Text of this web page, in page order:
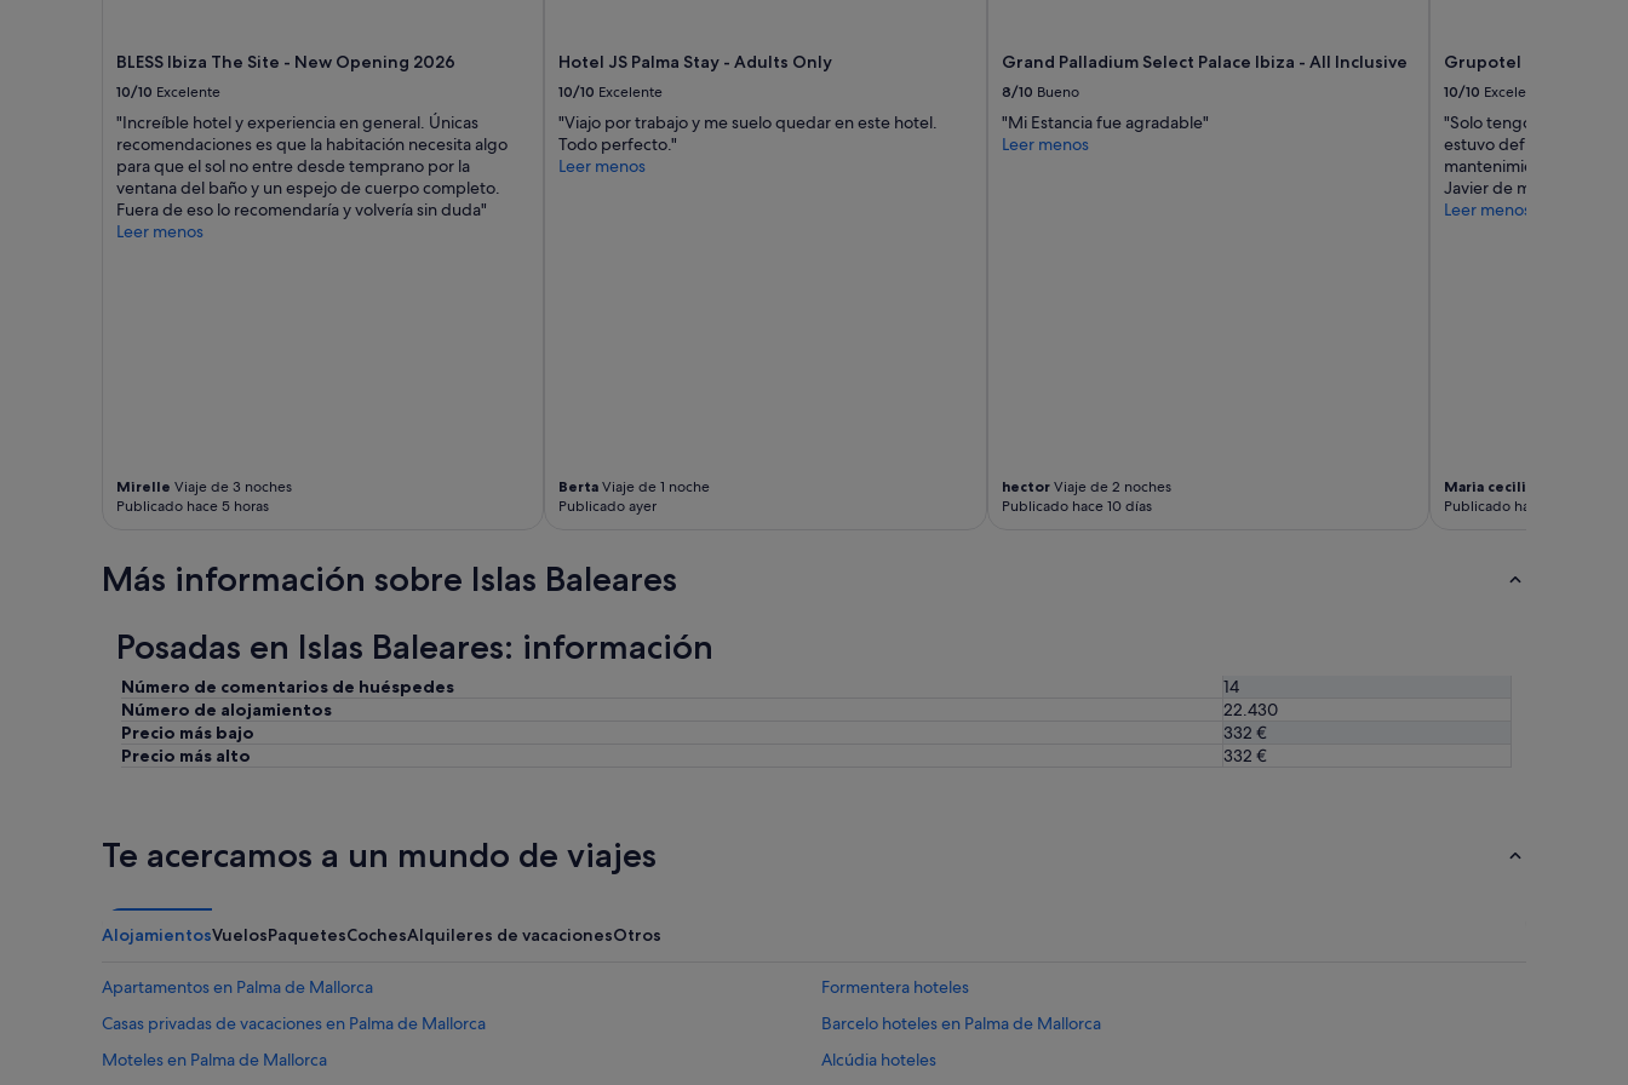
Pueden
aplicarse
términos
condiciones
adicionales.
BLESS Ibiza The Site - New Opening 2026
10/10 Excelente
"Increíble hotel y experiencia en general. Únicas
recomendaciones es que la habitación necesita algo
para que el sol no entre desde temprano por la
ventana del baño y un espejo de cuerpo completo.
Fuera de eso lo recomendaría y volvería sin duda"
Leer menos
Mirelle Viaje de 3 noches
Publicado hace 5 horas
Hotel JS Palma Stay - Adults Only
10/10 Excelente
"Viajo por trabajo y me suelo quedar en este hotel.
Todo perfecto."
Leer menos
Berta Viaje de 1 noche
Publicado ayer
Grand Palladium Select Palace Ibiza - All Inclusive
8/10 Bueno
"Mi Estancia fue agradable"
Leer menos
hectorViaje de 2 noches
Publicado hace 10 días
Grupotel Taurus Park
10/10 Excelente
"Solo tengo
estuvo deficiente
mantenimiento hubo
Javier de manera muy
Leer menos
Maria cecilia
Publicado hace 3 semanas
Más información sobre Islas Baleares
Posadas en Islas Baleares: información
Número de comentarios de huéspedes
14
Número de alojamientos
22.430
Precio más bajo
332 €
Precio más alto
332 €
Te acercamos a un mundo de viajes
AlojamientosVuelosPaquetesCochesAlquileres de vacacionesOtros
Apartamentos en Palma de Mallorca
Formentera hoteles
Casas privadas de vacaciones en Palma de Mallorca
Barcelo hoteles en Palma de Mallorca
Moteles en Palma de Mallorca
Alcúdia hoteles